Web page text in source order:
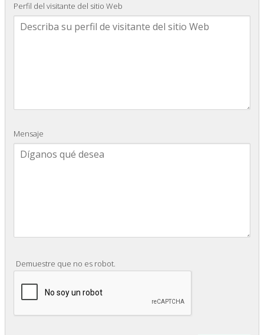
Perfil del visitante del sitio Web
Mensaje
Demuestre que no es robot.